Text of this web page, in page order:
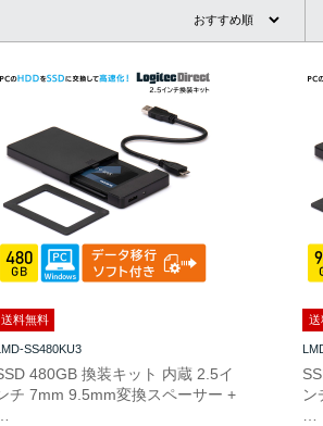
送料無料
SS480KU3
480GB 換装キット 内蔵 2.5イ
チ 7mm 9.5mm変換スペーサー +
送
ン
…